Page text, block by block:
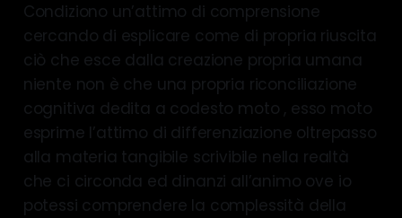
Condiziono un’attimo di comprensione
cercando di esplicare come di propria riuscita
ciò che esce dalla creazione propria umana
niente non è che una propria riconciliazione
cognitiva dedita a codesto moto , esso moto
esprime l’attimo di differenziazione oltrepasso
alla materia tangibile scrivibile nella realtà
che ci circonda ed dinanzi all’animo ove io
potessi comprendere la complessità della